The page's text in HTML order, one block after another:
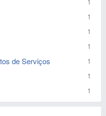
1
1
1
de Serviços 1
1
1